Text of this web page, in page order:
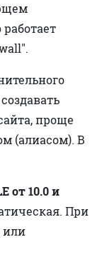
проще
(алиасом). В
от 10.0 и
При
или